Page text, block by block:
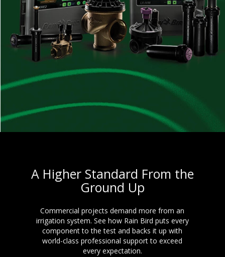
A Higher Standard From the
Ground Up
Commercial projects demand more from an
irrigation system. See how Rain Bird puts every
component to the test and backs it up with
world-class professional support to exceed
every expectation.